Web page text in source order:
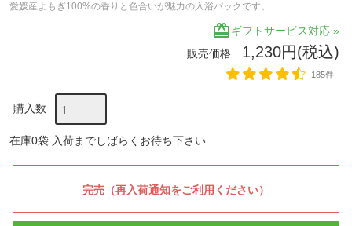
愛媛産よもぎ100%の香りと色合いが魅力の入浴パックです。
redeemギフトサービス対応 »
販売価格 1,230円(税込)
185件
購入数
在庫0袋 入荷までしばらくお待ち下さい